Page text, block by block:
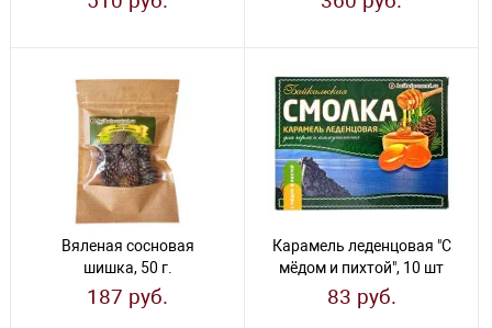
Вяленая сосновая
шишка, 50 г.
187 руб.
Карамель леденцовая "С
мёдом и пихтой", 10 шт
83 руб.